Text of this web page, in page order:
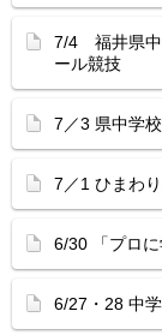
7/4 福井県中
ール競技
7／3 県中学
7／1 ひまわ
6/30 「プロに
6/27・28 中